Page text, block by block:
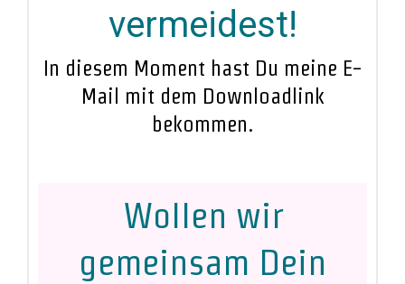
vermeidest!
In diesem Moment hast Du meine E-
Mail mit dem Downloadlink
bekommen.
Wollen wir
gemeinsam Dein